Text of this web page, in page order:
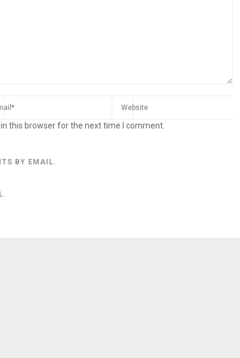
this browser for the next time I comment.
BY EMAIL.